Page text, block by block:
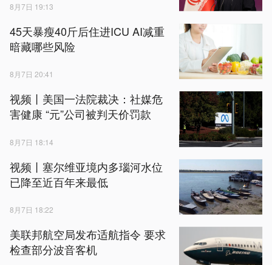
8月7日 19:13
45天暴瘦40斤后住进ICU AI减重
暗藏哪些风险
8月7日 20:41
视频丨美国一法院裁决：社媒危
害健康 “元”公司被判天价罚款
8月7日 18:14
视频丨塞尔维亚境内多瑙河水位
已降至近百年来最低
8月7日 18:22
美联邦航空局发布适航指令 要求
检查部分波音客机